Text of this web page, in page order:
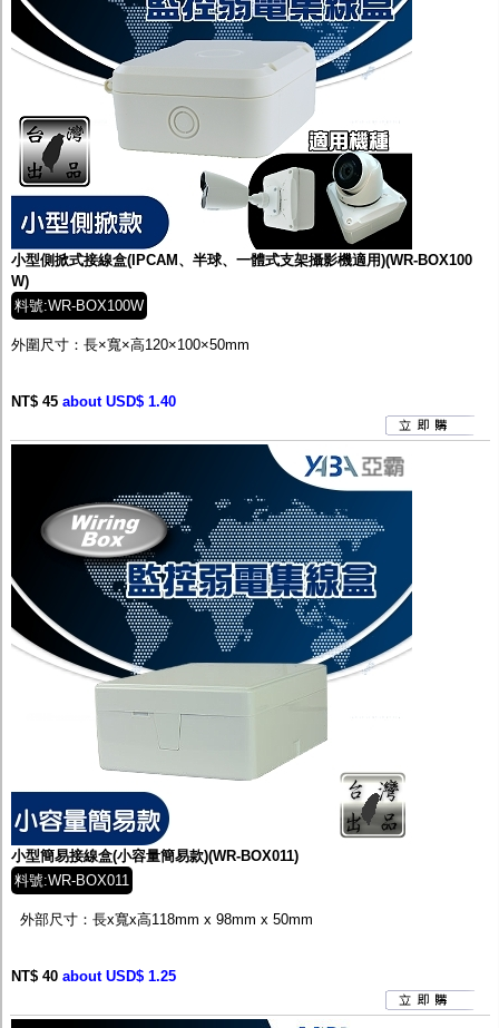
小型側掀式接線盒(IPCAM、半球、一體式支架攝影機適用)(WR-BOX100
W)
料號:WR-BOX100W
外圍尺寸：長×寬×高120×100×50mm
NT$ 45 about USD$ 1.40
小型簡易接線盒(小容量簡易款)(WR-BOX011)
料號:WR-BOX011
外部尺寸：長x寬x高118mm x 98mm x 50mm
NT$ 40 about USD$ 1.25